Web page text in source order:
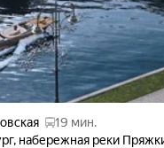
19 мин.
, набережная реки